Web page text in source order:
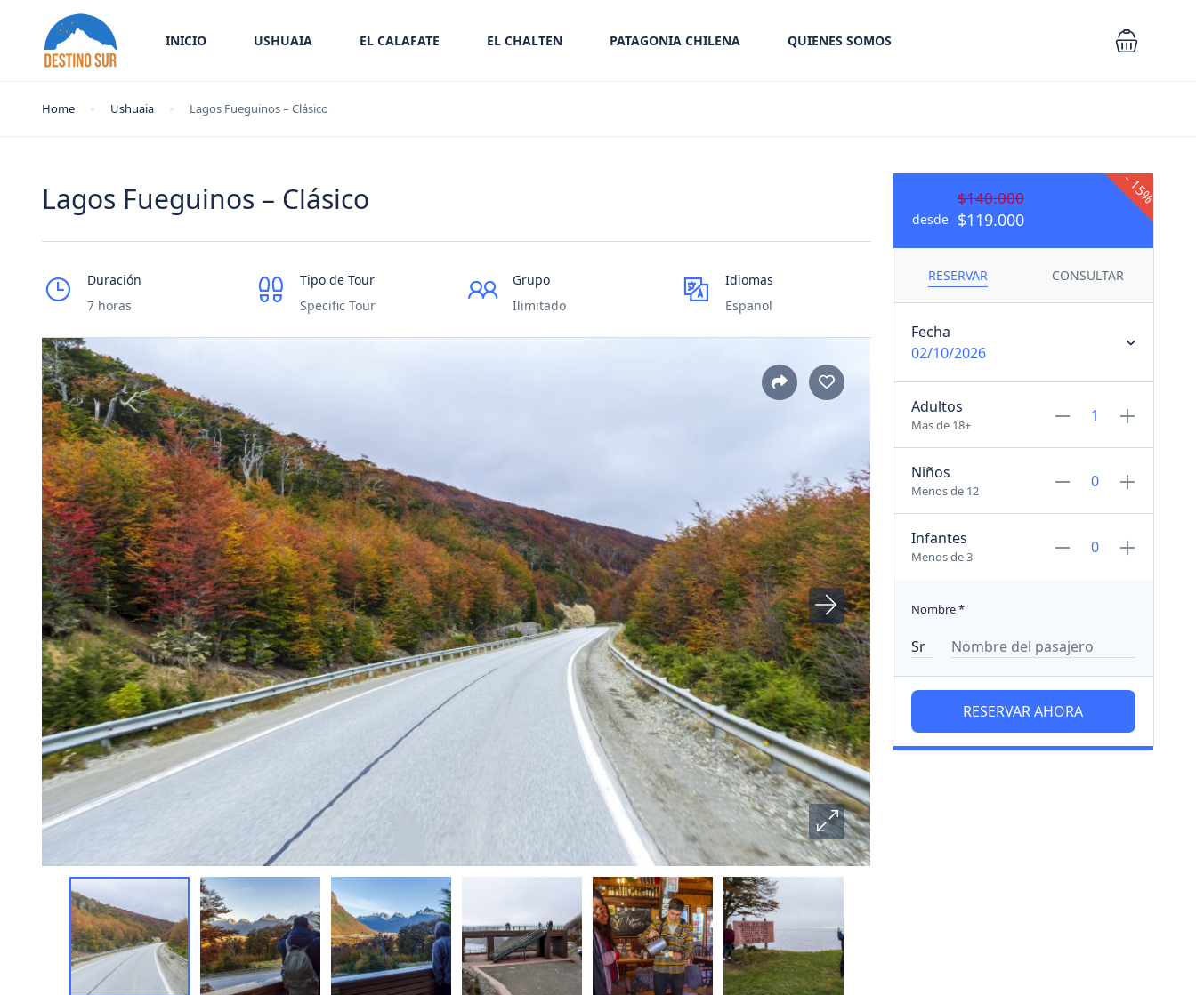
INICIO USHUAIA EL CALAFATE EL CHALTEN PATAGONIA CHILENA QUIENES SOMOS
Home Ushuaia Lagos Fueguinos – Clásico
Lagos Fueguinos – Clásico
Duración
7 horas
Tipo de Tour
Specific Tour
Grupo
Ilimitado
Idiomas
Espanol
-
15%
desde
$140.000
$119.000
RESERVAR CONSULTAR
Fecha
02/10/2026
Adultos
Más de 18+
Niños
Menos de 12
Infantes
Menos de 3
Nombre*
RESERVAR AHORA